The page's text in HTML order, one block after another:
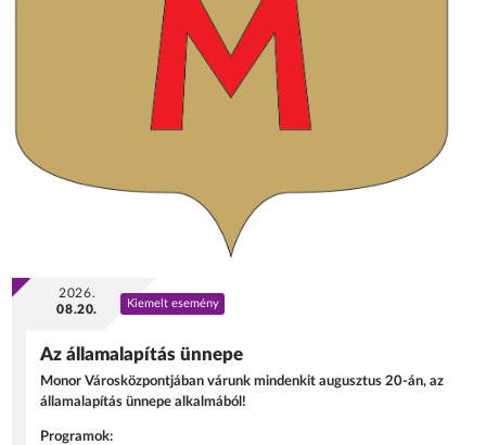
2026.
08.20.
Kiemelt esemény
Az államalapítás ünnepe
Monor Városközpontjában várunk mindenkit augusztus 20-án, az
államalapítás ünnepe alkalmából!
Programok: